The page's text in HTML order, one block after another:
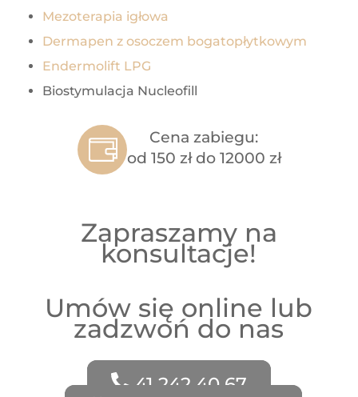
Mezoterapia igłowa
Dermapen z osoczem bogatopłytkowym
Endermolift LPG
Biostymulacja Nucleofill
Cena zabiegu:
od 150 zł do 12000 zł
Zapraszamy na
konsultacje!
Umów się online lub
zadzwoń do nas
41 242 40 67